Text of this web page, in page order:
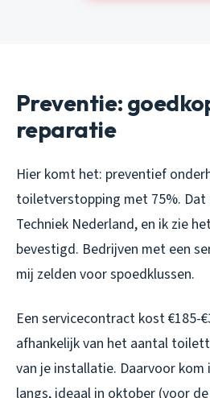
Preventie:
reparatie
Hier komt het: preventief
toiletverstopping met 75%. Dat
Techniek Nederland, en ik zie
bevestigd. Bedrijven met een
mij zelden voor spoedklussen.
Een servicecontract kost €185-
afhankelijk van het aantal
van je installatie. Daarvoor kom
langs, ideaal in oktober (voor